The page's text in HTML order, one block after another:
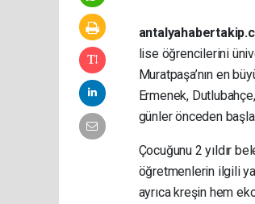
lise öğrencilerini
Muratpaşa’nın en
Ermenek,
günler önceden
Çocuğunu 2 yıldır
öğretmenlerin ilgili
ayrıca kreşin hem